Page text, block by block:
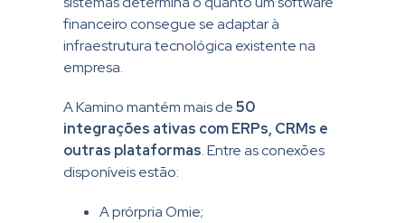
financeiro consegue se adaptar à
infraestrutura tecnológica existente na
empresa.
A Kamino mantém mais de50
integrações ativas com ERPs, CRMs e
outras plataformas. Entre as conexões
disponíveis estão:
A prórpria Omie;